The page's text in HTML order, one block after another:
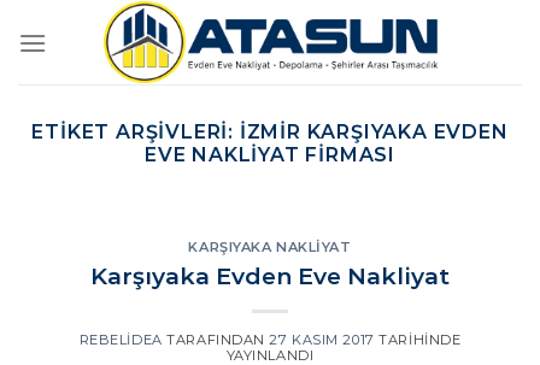
atla
ETIKET ARŞIVLERI: IZMIR KARŞIYAKA EVDEN
EVE NAKLIYAT FIRMASI
KARŞIYAKA NAKLIYAT
Karşıyaka Evden Eve Nakliyat
REBELIDEA TARAFINDAN 27 KASIM 2017 TARIHINDE
YAYINLANDI